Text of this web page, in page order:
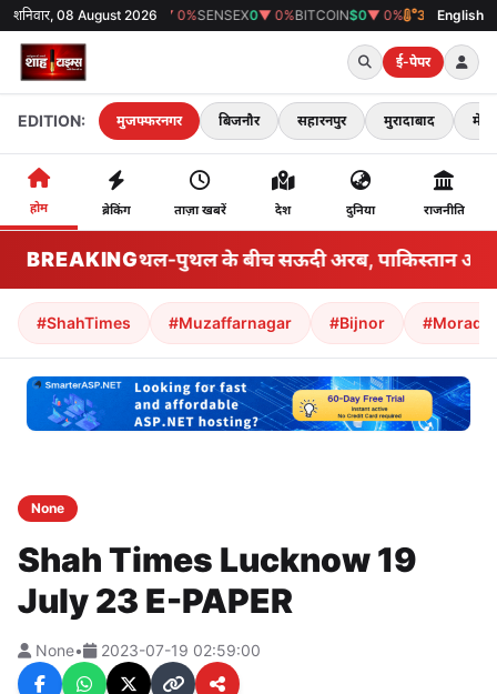
शनिवार, 08 August 2026
GOLD₹0▼ 0% SENSEX0▼ 0%BITCOIN $0▼ 0% 38°Cमुजफ्फरनगर English
ई-पेपर
EDITION: मुजफ्फरनगर बिजनौर सहारनपुर मुरादाबाद मेरठ
होम ब्रेकिंग ताज़ा खबरें देश दुनिया राजनीति
BREAKING
क्षेत्रीय उथल-पुथल के बीच सऊदी अरब, पाकिस्तान और
#ShahTimes #Muzaffarnagar #Bijnor
None
Shah Times Lucknow 19
July 23 E-PAPER
None• 2023-07-19 02:59:00